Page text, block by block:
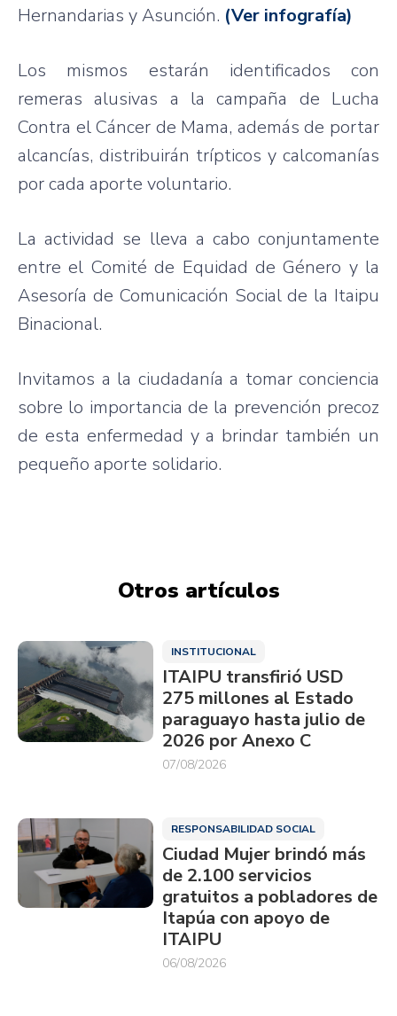
Hernandarias y Asunción. (Ver infografía)
Los mismos estarán identificados con
remeras alusivas a la campaña de Lucha
Contra el Cáncer de Mama, además de portar
alcancías, distribuirán trípticos y calcomanías
por cada aporte voluntario.
La actividad se lleva a cabo conjuntamente
entre el Comité de Equidad de Género y la
Asesoría de Comunicación Social de la Itaipu
Binacional.
Invitamos a la ciudadanía a tomar conciencia
sobre lo importancia de la prevención precoz
de esta enfermedad y a brindar también un
pequeño aporte solidario.
Otros artículos
INSTITUCIONAL
ITAIPU transfirió USD
275 millones al Estado
paraguayo hasta julio de
2026 por Anexo C
07/08/2026
RESPONSABILIDAD SOCIAL
Ciudad Mujer brindó más
de 2.100 servicios
gratuitos a pobladores de
Itapúa con apoyo de
ITAIPU
06/08/2026